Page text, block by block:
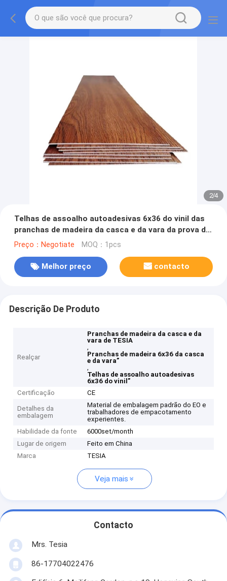
2/4
Telhas de assoalho autoadesivas 6x36 do vinil das
pranchas de madeira da casca e da vara da prova de
deslizamento”
Preço：Negotiate MOQ：1pcs
Melhor preço contacto
Descrição De Produto
Realçar
Pranchas de madeira da casca e da
vara de TESIA
,
Pranchas de madeira 6x36 da casca
e da vara”
,
Telhas de assoalho autoadesivas
6x36 do vinil”
Certificação
CE
Detalhes da
embalagem
Material de embalagem padrão do EO e
trabalhadores de empacotamento
experientes.
Habilidade da fonte
6000set/month
Lugar de origem
Feito em China
Marca
TESIA
Veja mais
Contacto
Mrs. Tesia
86-17704022476